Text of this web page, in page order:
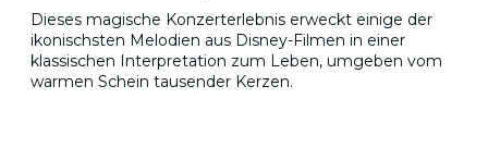
Dieses magische Konzerterlebnis erweckt einige der
ikonischsten Melodien aus Disney-Filmen in einer
klassischen Interpretation zum Leben, umgeben vom
warmen Schein tausender Kerzen.